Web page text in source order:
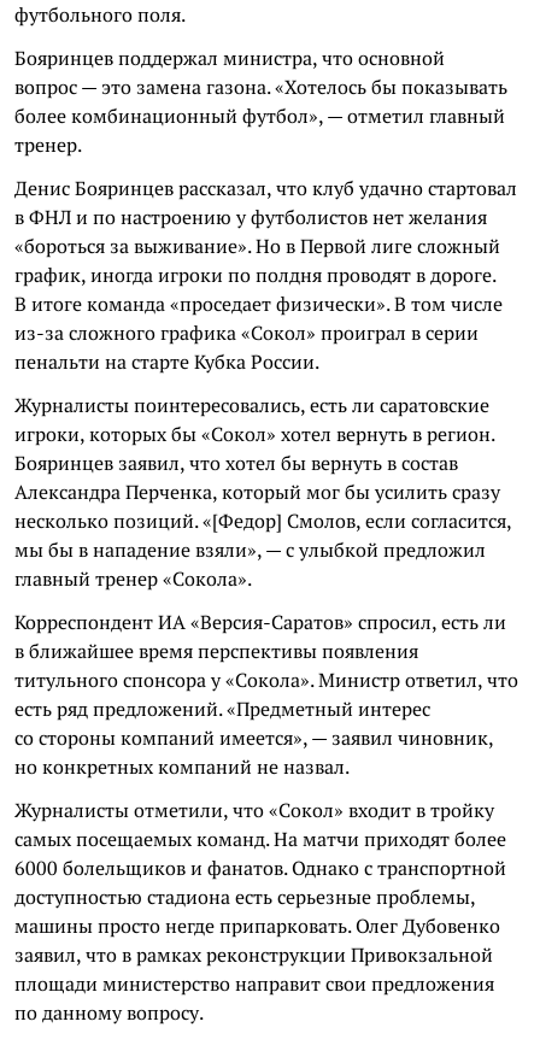
футбольного поля.
Бояринцев поддержал министра, что основной
вопрос — это замена газона. «Хотелось бы показывать
более комбинационный футбол», — отметил главный
тренер.
Денис Бояринцев рассказал, что клуб удачно стартовал
в ФНЛ и по настроению у футболистов нет желания
«бороться за выживание». Но в Первой лиге сложный
график, иногда игроки по полдня проводят в дороге.
В итоге команда «проседает физически». В том числе
из-за сложного графика «Сокол» проиграл в серии
пенальти на старте Кубка России.
Журналисты поинтересовались, есть ли саратовские
игроки, которых бы «Сокол» хотел вернуть в регион.
Бояринцев заявил, что хотел бы вернуть в состав
Александра Перченка, который мог бы усилить сразу
несколько позиций. «[Федор] Смолов, если согласится,
мы бы в нападение взяли», — с улыбкой предложил
главный тренер «Сокола».
Корреспондент ИА «Версия-Саратов» спросил, есть ли
в ближайшее время перспективы появления
титульного спонсора у «Сокола». Министр ответил, что
есть ряд предложений. «Предметный интерес
со стороны компаний имеется», — заявил чиновник,
но конкретных компаний не назвал.
Журналисты отметили, что «Сокол» входит в тройку
самых посещаемых команд. На матчи приходят более
6000 болельщиков и фанатов. Однако с транспортной
доступностью стадиона есть серьезные проблемы,
машины просто негде припарковать. Олег Дубовенко
заявил, что в рамках реконструкции Привокзальной
площади министерство направит свои предложения
по данному вопросу.